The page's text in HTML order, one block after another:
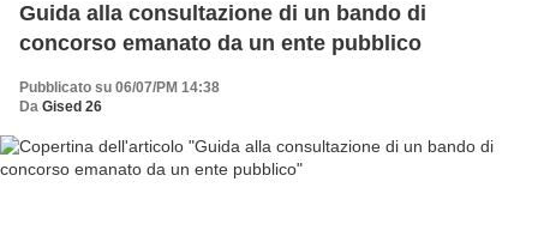
Guida alla consultazione di un bando di
concorso emanato da un ente pubblico
Pubblicato su 06/07/PM 14:38
Da Gised 26